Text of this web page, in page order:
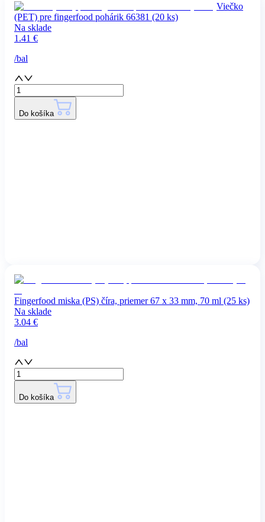
Viečko
(PET) pre fingerfood pohárik 66381 (20 ks)
Na sklade
1.41 €
/bal
Do košíka
Fingerfood miska (PS) číra, priemer 67 x 33 mm, 70 ml (25 ks)
Na sklade
3.04 €
/bal
Do košíka